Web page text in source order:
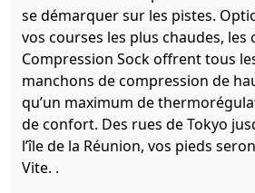
se démarquer sur les pistes.
vos courses les plus chaudes, les
Compression Sock offrent tous
manchons de compression de
qu’un maximum de
de confort. Des rues de Tokyo
l’île de la Réunion, vos pieds
Vite. .